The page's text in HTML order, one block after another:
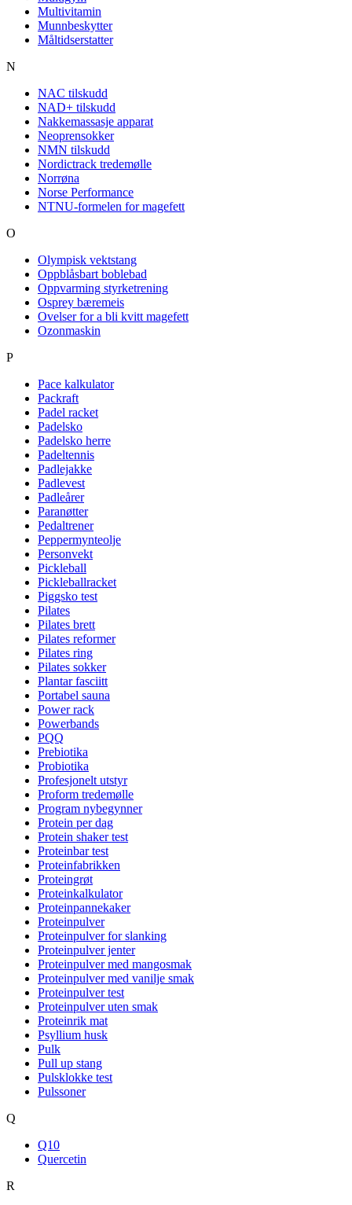
Multivitamin
Munnbeskytter
Måltidserstatter
N
NAC tilskudd
NAD+ tilskudd
Nakkemassasje apparat
Neoprensokker
NMN tilskudd
Nordictrack tredemølle
Norrøna
Norse Performance
NTNU-formelen for magefett
O
Olympisk vektstang
Oppblåsbart boblebad
Oppvarming styrketrening
Osprey bæremeis
Ovelser for a bli kvitt magefett
Ozonmaskin
P
Pace kalkulator
Packraft
Padel racket
Padelsko
Padelsko herre
Padeltennis
Padlejakke
Padlevest
Padleårer
Paranøtter
Pedaltrener
Peppermynteolje
Personvekt
Pickleball
Pickleballracket
Piggsko test
Pilates
Pilates brett
Pilates reformer
Pilates ring
Pilates sokker
Plantar fasciitt
Portabel sauna
Power rack
Powerbands
PQQ
Prebiotika
Probiotika
Profesjonelt utstyr
Proform tredemølle
Program nybegynner
Protein per dag
Protein shaker test
Proteinbar test
Proteinfabrikken
Proteingrøt
Proteinkalkulator
Proteinpannekaker
Proteinpulver
Proteinpulver for slanking
Proteinpulver jenter
Proteinpulver med mangosmak
Proteinpulver med vanilje smak
Proteinpulver test
Proteinpulver uten smak
Proteinrik mat
Psyllium husk
Pulk
Pull up stang
Pulsklokke test
Pulssoner
Q
Q10
Quercetin
R